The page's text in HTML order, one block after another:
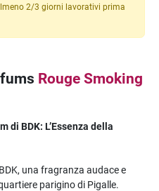
2/3 giorni lavorativi prima
Rouge Smoking
di BDK: L’Essenza della
una fragranza audace e
parigino di Pigalle.